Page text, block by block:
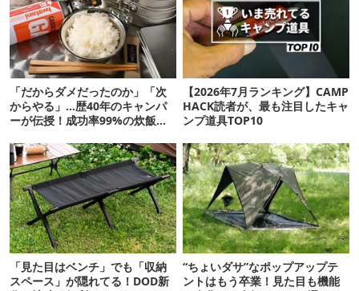
「だからダメだったのか」「次
からやる」…歴40年のキャンパ
ーが伝授！成功率99%の炊飯方
【2026年7月ランキング】CAMP
HACK読者が、最も注目したキャ
ンプ道具TOP10
「見た目はベンチ」でも「収納
スペース」が隠れてる！DOD新
“ちょいダサ”なポップアップテ
ントはもう卒業！見た目も機能